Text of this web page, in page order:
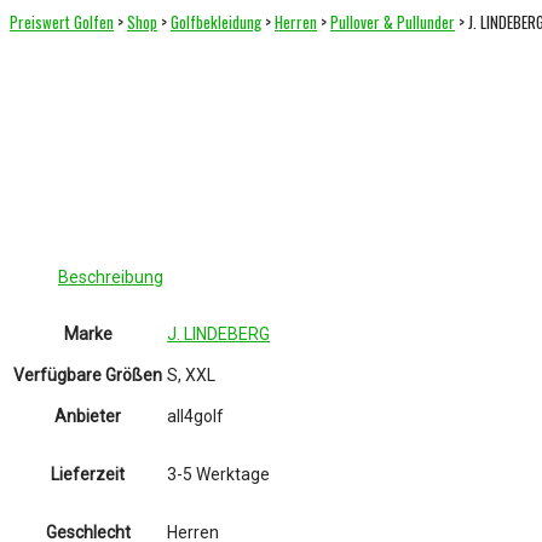
Preiswert Golfen >Shop >Golfbekleidung >Herren >Pullover & Pullunder > J.
Beschreibung
Marke J. LINDEBERG
Verfügbare Größen S, XXL
Anbieter all4golf
Lieferzeit 3-5 Werktage
Geschlecht Herren